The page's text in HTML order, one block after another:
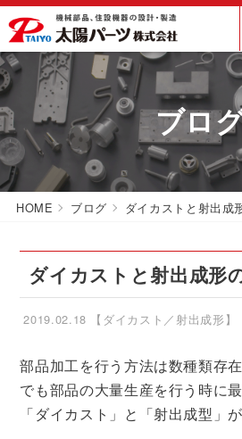
ブロ
HOME ブログ ダイカストと射出成
ダイカストと射出成形
2019.02.18 【ダイカスト／射出成形】
部品加工を行う方法は数種類存
でも部品の大量生産を行う時に
「ダイカスト」と「射出成型」